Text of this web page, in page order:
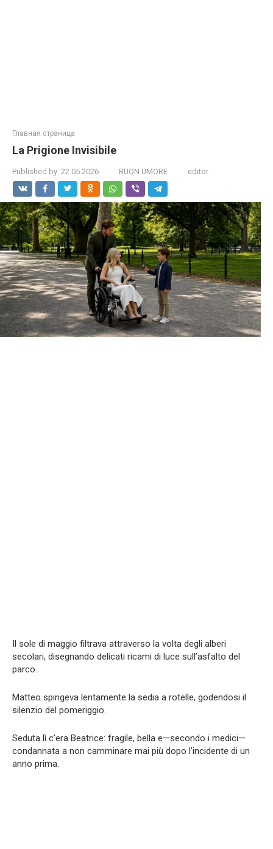
Главная страница
La Prigione Invisibile
Published by: 22.05.2026 BUON UMORE editor
Il sole di maggio filtrava attraverso la volta degli alberi
secolari, disegnando delicati ricami di luce sull’asfalto del
parco.
Matteo spingeva lentamente la sedia a rotelle, godendosi il
silenzio del pomeriggio.
Seduta lì c’era Beatrice: fragile, bella e—secondo i medici—
condannata a non camminare mai più dopo l’incidente di un
anno prima.